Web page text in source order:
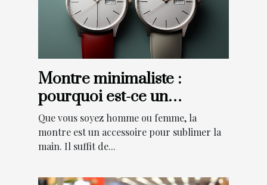
Montre minimaliste :
pourquoi est-ce un
meilleur choix ?
Que vous soyez homme ou femme, la
montre est un accessoire pour sublimer la
main. Il suffit de...